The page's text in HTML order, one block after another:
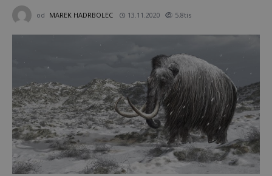
od MAREK HADRBOLEC 13.11.2020 5.8tis